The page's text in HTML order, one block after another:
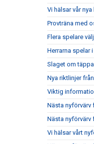
Vi hälsar vår
Provträna med
Flera spelare
Herrarna spelar
Slaget om
Nya riktlinjer
Viktig
Nästa nyförvärv
Nästa nyförvärv
Vi hälsar vårt